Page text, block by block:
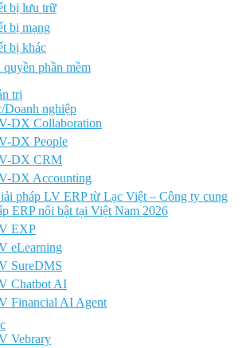
bị lưu trữ
bị mạng
bị khác
quyền phần mềm
trị
Doanh nghiệp
DX Collaboration
DX People
DX CRM
DX Accounting
pháp LV ERP từ Lạc Việt – Công ty cung
ERP nổi bật tại Việt Nam 2026
EXP
eLearning
SureDMS
Chatbot AI
Financial AI Agent
Vebrary